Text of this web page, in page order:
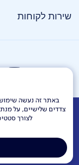
צדדים שלישיים, על
לצורך
שירות לקוחות
אודות דרושים
מוקדי שירות